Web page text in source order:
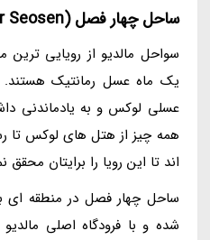
ساحل چهار فصل (Four Seosen)
سواحل مالدیو از رویایی
یک ماه عسل رمانتیک
عسلی لوکس و به یادماندنی
همه چیز از هتل های لوکس تا
اند تا این رویا را برایتان محقق
شده و با فرودگاه اصلی